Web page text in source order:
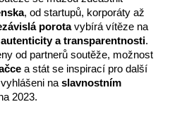
, od startupů, korporáty až
porota vybírá vítěze na
a transparentnosti.
a stát se inspirací pro další
na slavnostním
2023.